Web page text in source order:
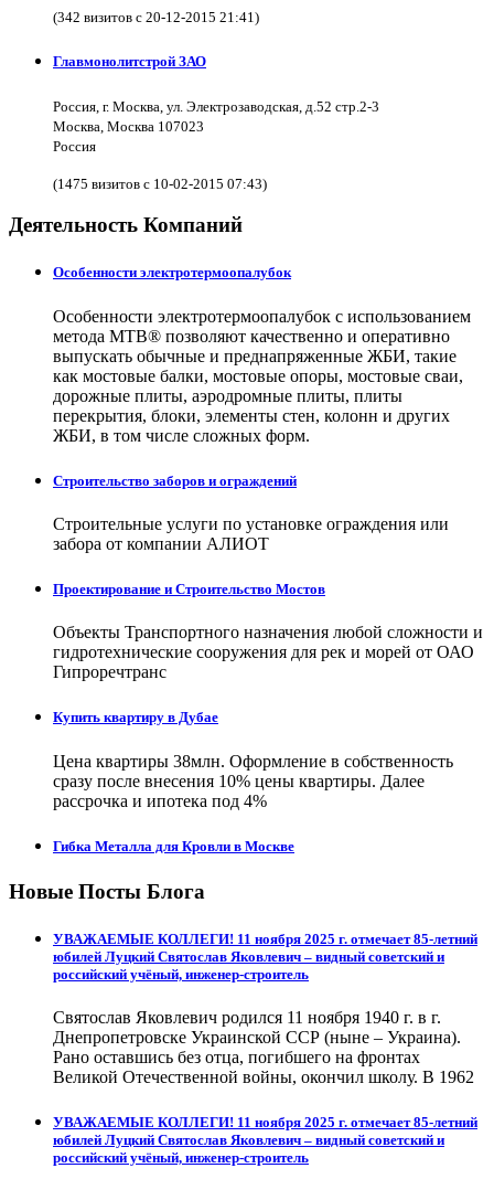
(342 визитов с 20-12-2015 21:41)
Главмонолитстрой ЗАО
Россия, г. Москва, ул. Электрозаводская, д.52 стр.2-3
Москва, Москва 107023
Россия
(1475 визитов с 10-02-2015 07:43)
Деятельность Компаний
Особенности электротермоопалубок
Особенности электротермоопалубок с использованием
метода МТВ® позволяют качественно и оперативно
выпускать обычные и преднапряженные ЖБИ, такие
как мостовые балки, мостовые опоры, мостовые сваи,
дорожные плиты, аэродромные плиты, плиты
перекрытия, блоки, элементы стен, колонн и других
ЖБИ, в том числе сложных форм.
Строительство заборов и ограждений
Строительные услуги по установке ограждения или
забора от компании АЛИОТ
Проектирование и Строительство Мостов
Объекты Транспортного назначения любой сложности и
гидротехнические сооружения для рек и морей от ОАО
Гипроречтранс
Купить квартиру в Дубае
Цена квартиры 38млн. Оформление в собственность
сразу после внесения 10% цены квартиры. Далее
рассрочка и ипотека под 4%
Гибка Металла для Кровли в Москве
Новые Посты Блога
УВАЖАЕМЫЕ КОЛЛЕГИ! 11 ноября 2025 г. отмечает 85-летний
юбилей Луцкий Святослав Яковлевич – видный советский и
российский учёный, инженер-строитель
Святослав Яковлевич родился 11 ноября 1940 г. в г.
Днепропетровске Украинской ССР (ныне – Украина).
Рано оставшись без отца, погибшего на фронтах
Великой Отечественной войны, окончил школу. В 1962
УВАЖАЕМЫЕ КОЛЛЕГИ! 11 ноября 2025 г. отмечает 85-летний
юбилей Луцкий Святослав Яковлевич – видный советский и
российский учёный, инженер-строитель